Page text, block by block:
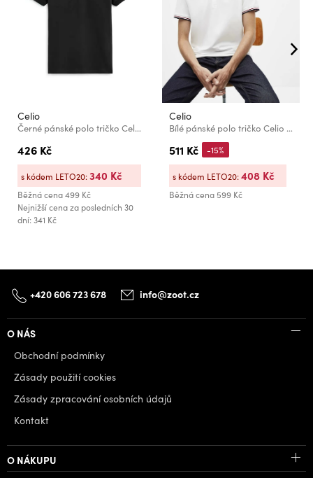
Celio
Černé pánské polo tričko Celio Teone
426 Kč
Běžná cena499 Kč
Nejnižší cena za posledních 30
dní: 341 Kč
s kódem LETO20:340 Kč
Celio
Bílé pánské polo tričko Celio Necetwo
511 Kč
Běžná cena599 Kč
-15%
s kódem LETO20:408 Kč
+420 606 723 678 info@zoot.cz
O NÁS
Obchodní podmínky
Zásady použití cookies
Zásady zpracování osobních údajů
Kontakt
O NÁKUPU